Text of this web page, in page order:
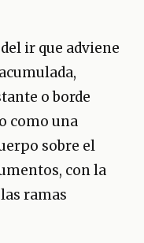
ir que adviene
o borde
como una
sobre el
con la
ramas